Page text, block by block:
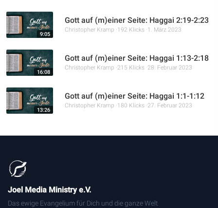
9:05
Gott auf (m)einer Seite: Haggai 2:19-2:23
Christopher Kramp 192 Klicks 1. März 2023
16:08
Gott auf (m)einer Seite: Haggai 1:13-2:18
Christopher Kramp 215 Klicks 28. Februar 2023
13:26
Gott auf (m)einer Seite: Haggai 1:1-1:12
Christopher Kramp 180 Klicks 27. Februar 2023
Joel Media Ministry e.V.
Das ewige Evangelium für Dich und die ganze Welt
Spenden